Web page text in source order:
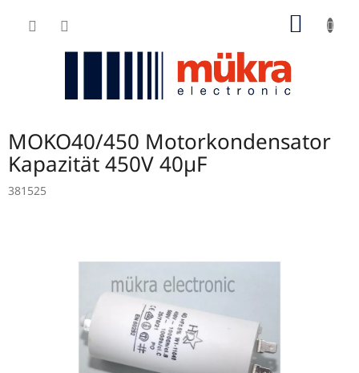
Inhalt
MOKO40/450 Motorkondensator
Kapazität 450V 40µF
381525